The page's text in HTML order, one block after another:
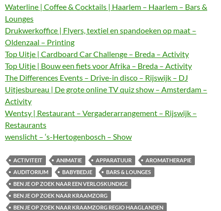
Waterline | Coffee & Cocktails | Haarlem – Haarlem – Bars &
Lounges
Drukwerkoffice | Flyers, textiel en spandoeken op maat –
Oldenzaal – Printing
Top Uitje | Cardboard Car Challenge – Breda – Activity
Top Uitje | Bouw een fiets voor Afrika – Breda – Activity
The Differences Events – Drive-in disco – Rijswijk – DJ
Uitjesbureau | De grote online TV quiz show – Amsterdam –
Activity
Wentsy | Restaurant – Vergaderarrangement – Rijswijk –
Restaurants
wenslicht – ‘s-Hertogenbosch – Show
ACTIVITEIT ANIMATIE APPARATUUR
AROMATHERAPIE
AUDITORIUM
BABYBEDJE
BARS & LOUNGES
BEN JE OP ZOEK NAAR EEN VERLOSKUNDIGE
BEN JE OP ZOEK NAAR KRAAMZORG
BEN JE OP ZOEK NAAR KRAAMZORG REGIO HAAGLANDEN